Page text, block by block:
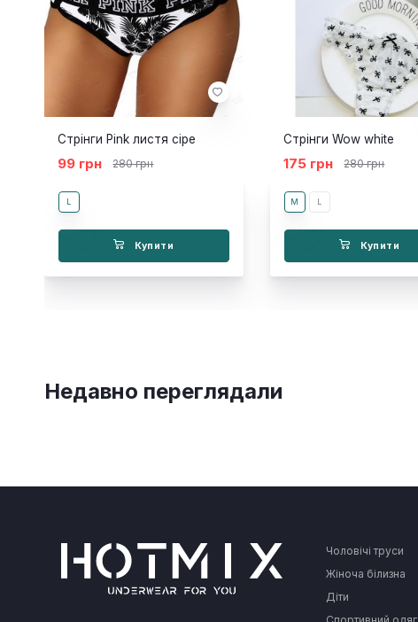
Стрінги Pink листя сіре
99 грн 280 грн
L
Купити
Стрінги Wow white
175 грн 280 грн
M L
Купити
Недавно переглядали
Чоловічі труси
Жіноча білизна
Діти